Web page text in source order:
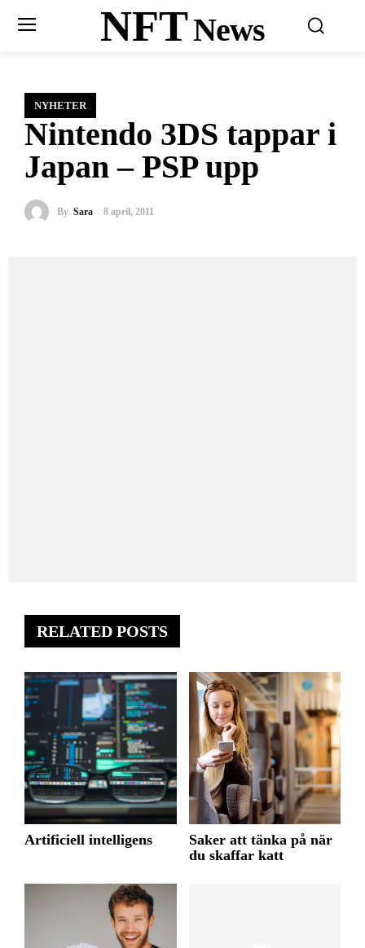
NFTNews
NYHETER
Nintendo 3DS tappar i
Japan – PSP upp
By Sara 8 april, 2011
RELATED POSTS
Artificiell intelligens
Saker att tänka på när
du skaffar katt